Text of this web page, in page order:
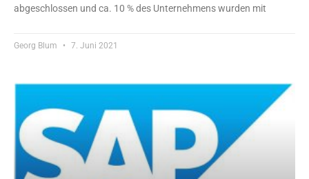
abgeschlossen und ca. 10 % des Unternehmens wurden mit
Georg Blum 7. Juni 2021